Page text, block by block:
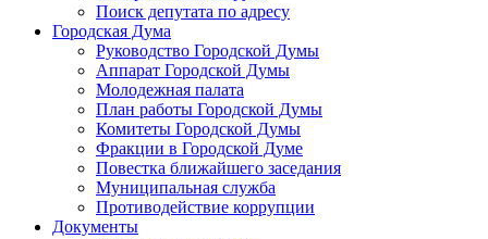
Поиск депутата по адресу
Городская Дума
Руководство Городской Думы
Аппарат Городской Думы
Молодежная палата
План работы Городской Думы
Комитеты Городской Думы
Фракции в Городской Думе
Повестка ближайшего заседания
Муниципальная служба
Противодействие коррупции
Документы